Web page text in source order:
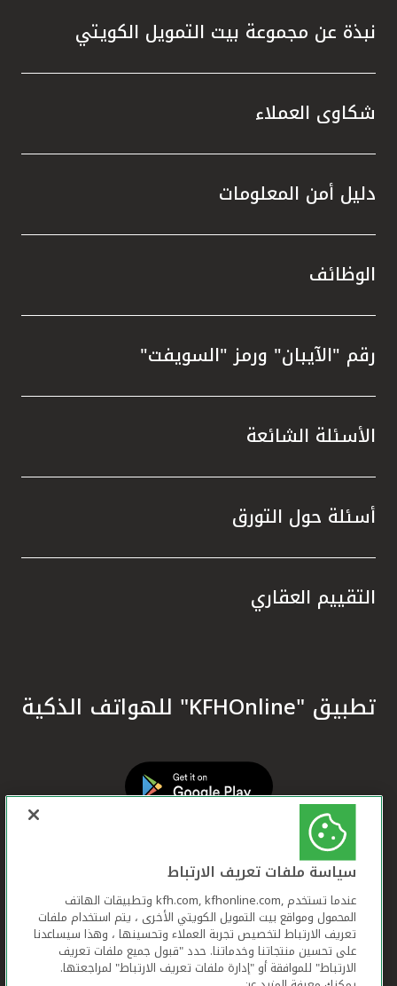
نبذة عن مجموعة بيت التمويل الكويتي
شكاوى العملاء
دليل أمن المعلومات
الوظائف
رقم "الآيبان" ورمز "السويفت"
الأسئلة الشائعة
أسئلة حول التورق
التقييم العقاري
تطبيق "KFHOnline" للهواتف الذكية
سياسة ملفات تعريف الارتباط
عندما تستخدم ,kfh.com, kfhonline.com وتطبيقات الهاتف
المحمول ومواقع بيت التمويل الكويتي الأخرى ، يتم استخدام ملفات
تعريف الارتباط لتخصيص تجربة العملاء وتحسينها ، وهذا سيساعدنا
على تحسين منتجاتنا وخدماتنا. حدد "قبول جميع ملفات تعريف
الارتباط" للموافقة أو "إدارة ملفات تعريف الارتباط" لمراجعتها.